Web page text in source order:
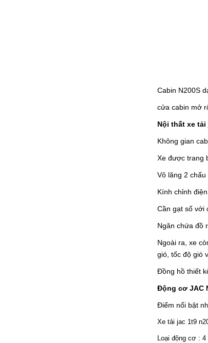
Cabin N200S
cửa cabin mở
Nội thất xe tải
Không gian
Xe được trang
Vô lăng 2 chấu
Kính chỉnh
Cần gạt số với
Ngăn chứa đồ
Ngoài ra, xe
gió, tốc độ gió
Đồng hồ thiết
Động cơ JAC
Điểm nổi bật
Xe tải jac 1t9
Loại động cơ :